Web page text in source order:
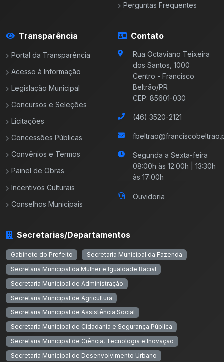
Perguntas Frequentes
Transparência
Portal da Transparência
Acesso à Informação
Legislação Municipal
Concursos e Seleções
Licitações
Concessões Públicas
Convênios e Termos
Painel de Obras
Incentivos Culturais
Conselhos Municipais
Contato
Rua Octaviano Teixeira
dos Santos, 1000
Centro - Francisco
Beltrão/PR
CEP: 85601-030
(46) 3520-2121
Segunda a Sexta-feira
08:00h às 12:00h | 13:30h
às 17:00h
Ouvidoria
Secretarias/Departamentos
Gabinete do Prefeito
Secretaria Municipal da Fazenda
Secretaria Municipal da Mulher e Igualdade Racial
Secretaria Municipal de Administração
Secretaria Municipal de Agricultura
Secretaria Municipal de Assistência Social
Secretaria Municipal de Cidadania e Segurança Pública
Secretaria Municipal de Ciência, Tecnologia e Inovação
Secretaria Municipal de Desenvolvimento Urbano